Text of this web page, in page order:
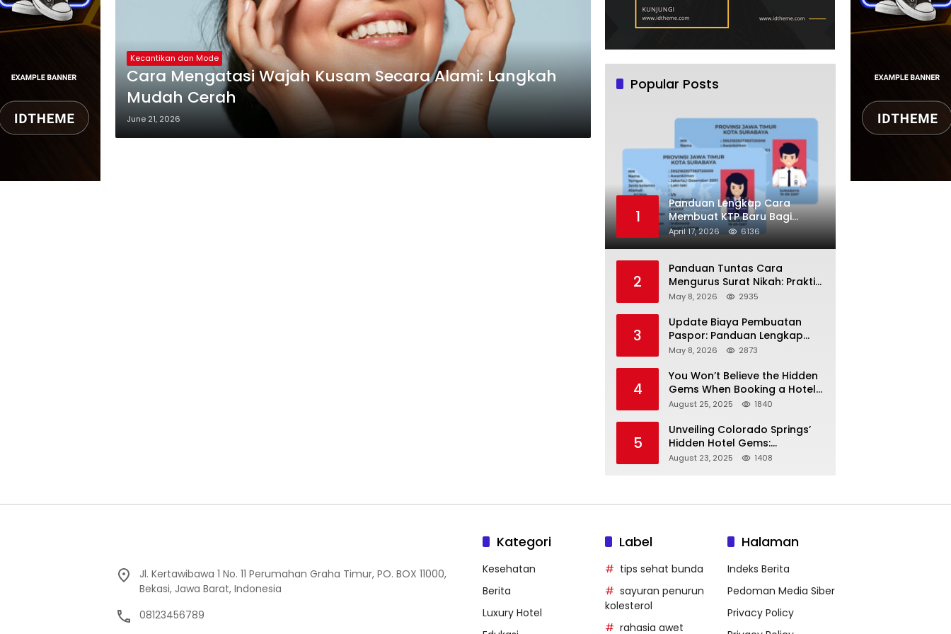
Kecantikan dan Mode
Cara Mengatasi Wajah Kusam Secara Alami: Langkah
Mudah Cerah
June 21, 2026
Popular Posts
1
Panduan Lengkap Cara
Membuat KTP Baru Bagi
Pemula Tahun 2026
April 17, 2026 6136
2
Panduan Tuntas Cara
Mengurus Surat Nikah: Praktis
dan Sah di Mata Hukum!
May 8, 2026 2935
3
Update Biaya Pembuatan
Paspor: Panduan Lengkap
Tarif Resmi Negara!
May 8, 2026 2873
4
You Won’t Believe the Hidden
Gems When Booking a Hotel
in Louisville KY—From Cheap
August 25, 2025 1840
5
Unveiling Colorado Springs’
Hidden Hotel Gems:
Affordable Stays, Luxury
August 23, 2025 1408
Jl. Kertawibawa 1 No. 11 Perumahan Graha Timur, PO. BOX 11000,
Bekasi, Jawa Barat, Indonesia
08123456789
Kategori
Kesehatan
Berita
Luxury Hotel
Label
tips sehat bunda
sayuran penurun
kolesterol
rahasia awet
Halaman
Indeks Berita
Pedoman Media Siber
Privacy Policy